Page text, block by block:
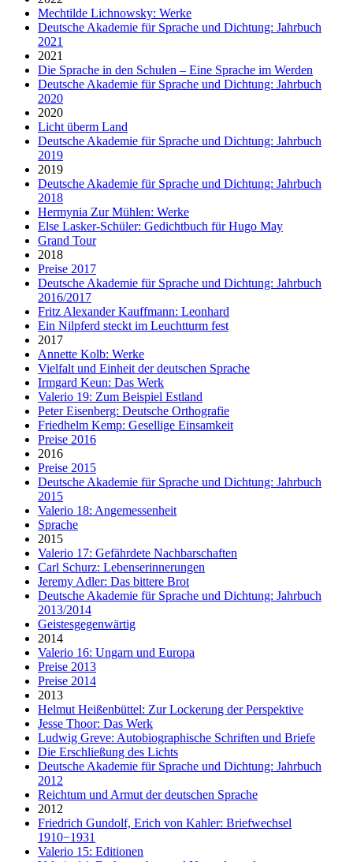
Mechtilde Lichnowsky: Werke
Deutsche Akademie für Sprache und Dichtung: Jahrbuch
2021
2021
Die Sprache in den Schulen – Eine Sprache im Werden
Deutsche Akademie für Sprache und Dichtung: Jahrbuch
2020
2020
Licht überm Land
Deutsche Akademie für Sprache und Dichtung: Jahrbuch
2019
2019
Deutsche Akademie für Sprache und Dichtung: Jahrbuch
2018
Hermynia Zur Mühlen: Werke
Else Lasker-Schüler: Gedichtbuch für Hugo May
Grand Tour
2018
Preise 2017
Deutsche Akademie für Sprache und Dichtung: Jahrbuch
2016/2017
Fritz Alexander Kauffmann: Leonhard
Ein Nilpferd steckt im Leuchtturm fest
2017
Annette Kolb: Werke
Vielfalt und Einheit der deutschen Sprache
Irmgard Keun: Das Werk
Valerio 19: Zum Beispiel Estland
Peter Eisenberg: Deutsche Orthografie
Friedhelm Kemp: Gesellige Einsamkeit
Preise 2016
2016
Preise 2015
Deutsche Akademie für Sprache und Dichtung: Jahrbuch
2015
Valerio 18: Angemessenheit
Sprache
2015
Valerio 17: Gefährdete Nachbarschaften
Carl Schurz: Lebenserinnerungen
Jeremy Adler: Das bittere Brot
Deutsche Akademie für Sprache und Dichtung: Jahrbuch
2013/2014
Geistesgegenwärtig
2014
Valerio 16: Ungarn und Europa
Preise 2013
Preise 2014
2013
Helmut Heißenbüttel: Zur Lockerung der Perspektive
Jesse Thoor: Das Werk
Ludwig Greve: Autobiographische Schriften und Briefe
Die Erschließung des Lichts
Deutsche Akademie für Sprache und Dichtung: Jahrbuch
2012
Reichtum und Armut der deutschen Sprache
2012
Friedrich Gundolf, Erich von Kahler: Briefwechsel
1910−1931
Valerio 15: Editionen